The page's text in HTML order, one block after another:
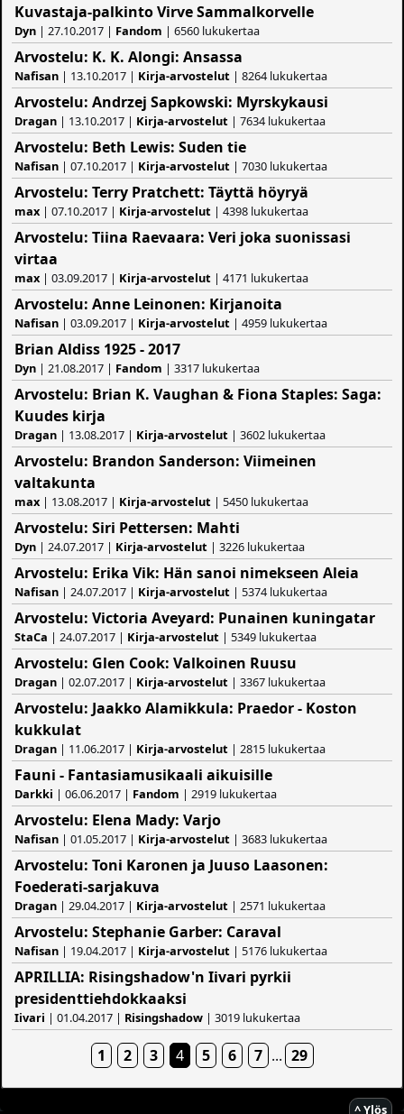
Kuvastaja-palkinto Virve Sammalkorvelle
Dyn | 27.10.2017 | Fandom | 6560 lukukertaa
Arvostelu: K. K. Alongi: Ansassa
Nafisan | 13.10.2017 | Kirja-arvostelut | 8264 lukukertaa
Arvostelu: Andrzej Sapkowski: Myrskykausi
Dragan | 13.10.2017 | Kirja-arvostelut | 7634 lukukertaa
Arvostelu: Beth Lewis: Suden tie
Nafisan | 07.10.2017 | Kirja-arvostelut | 7030 lukukertaa
Arvostelu: Terry Pratchett: Täyttä höyryä
max | 07.10.2017 | Kirja-arvostelut | 4398 lukukertaa
Arvostelu: Tiina Raevaara: Veri joka suonissasi
virtaa
max | 03.09.2017 | Kirja-arvostelut | 4171 lukukertaa
Arvostelu: Anne Leinonen: Kirjanoita
Nafisan | 03.09.2017 | Kirja-arvostelut | 4959 lukukertaa
Brian Aldiss 1925 - 2017
Dyn | 21.08.2017 | Fandom | 3317 lukukertaa
Arvostelu: Brian K. Vaughan & Fiona Staples: Saga:
Kuudes kirja
Dragan | 13.08.2017 | Kirja-arvostelut | 3602 lukukertaa
Arvostelu: Brandon Sanderson: Viimeinen
valtakunta
max | 13.08.2017 | Kirja-arvostelut | 5450 lukukertaa
Arvostelu: Siri Pettersen: Mahti
Dyn | 24.07.2017 | Kirja-arvostelut | 3226 lukukertaa
Arvostelu: Erika Vik: Hän sanoi nimekseen Aleia
Nafisan | 24.07.2017 | Kirja-arvostelut | 5374 lukukertaa
Arvostelu: Victoria Aveyard: Punainen kuningatar
StaCa | 24.07.2017 | Kirja-arvostelut | 5349 lukukertaa
Arvostelu: Glen Cook: Valkoinen Ruusu
Dragan | 02.07.2017 | Kirja-arvostelut | 3367 lukukertaa
Arvostelu: Jaakko Alamikkula: Praedor - Koston
kukkulat
Dragan | 11.06.2017 | Kirja-arvostelut | 2815 lukukertaa
Fauni - Fantasiamusikaali aikuisille
Darkki | 06.06.2017 | Fandom | 2919 lukukertaa
Arvostelu: Elena Mady: Varjo
Nafisan | 01.05.2017 | Kirja-arvostelut | 3683 lukukertaa
Arvostelu: Toni Karonen ja Juuso Laasonen:
Foederati-sarjakuva
Dragan | 29.04.2017 | Kirja-arvostelut | 2571 lukukertaa
Arvostelu: Stephanie Garber: Caraval
Nafisan | 19.04.2017 | Kirja-arvostelut | 5176 lukukertaa
APRILLIA: Risingshadow'n Iivari pyrkii
presidenttiehdokkaaksi
Iivari | 01.04.2017 | Risingshadow | 3019 lukukertaa
1 2 3 4 5 6 7 ... 29
^ Ylös